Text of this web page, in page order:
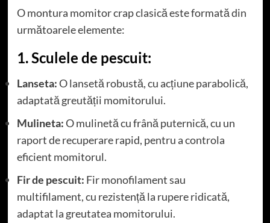
O montura momitor crap clasică este formată din
următoarele elemente:
1. Sculele de pescuit:
Lanseta:O lansetă robustă, cu acțiune parabolică,
adaptată greutății momitorului.
Mulineta:O mulinetă cu frână puternică, cu un
raport de recuperare rapid, pentru a controla
eficient momitorul.
Fir de pescuit: Fir monofilament sau
multifilament, cu rezistență la rupere ridicată,
adaptat la greutatea momitorului.